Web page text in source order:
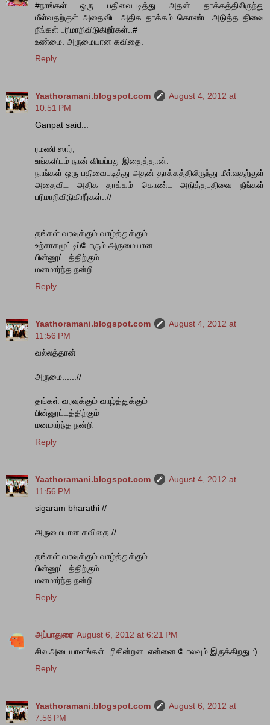
#நாங்கள் ஒரு பதிவைபடித்து அதன் தாக்கத்திலிருந்து
மீள்வதற்குள் அதைவிட அதிக தாக்கம் கொண்ட அடுத்தபதிவை
நீங்கள் பரிமாறிவிடுகிறீர்கள்..#
உண்மை. அருமையான கவிதை.
Reply
Yaathoramani.blogspot.com
August 4, 2012 at
10:51 PM
Ganpat said...
ரமணி ஸார்,
உங்களிடம் நான் வியப்பது இதைத்தான்.
நாங்கள் ஒரு பதிவைபடித்து அதன் தாக்கத்திலிருந்து மீள்வதற்குள்
அதைவிட அதிக தாக்கம் கொண்ட அடுத்தபதிவை நீங்கள்
பரிமாறிவிடுகிறீர்கள்..//
தங்கள் வரவுக்கும் வாழ்த்துக்கும்
உற்சாகமூட்டிப்போகும் அருமையான
பின்னூட்டத்திற்கும்
மனமார்ந்த நன்றி
Reply
Yaathoramani.blogspot.com
August 4, 2012 at
11:56 PM
வல்லத்தான்
அருமை......//
தங்கள் வரவுக்கும் வாழ்த்துக்கும்
பின்னூட்டத்திற்கும்
மனமார்ந்த நன்றி
Reply
Yaathoramani.blogspot.com
August 4, 2012 at
11:56 PM
sigaram bharathi //
அருமையான கவிதை.//
தங்கள் வரவுக்கும் வாழ்த்துக்கும்
பின்னூட்டத்திற்கும்
மனமார்ந்த நன்றி
Reply
அப்பாதுரை August 6, 2012 at 6:21 PM
சில அடையாளங்கள் புரிகின்றன. என்னை போலவும் இருக்கிறது :)
Reply
Yaathoramani.blogspot.com
August 6, 2012 at
7:56 PM